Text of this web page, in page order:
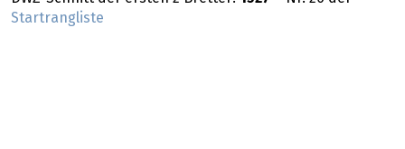
Startrangliste